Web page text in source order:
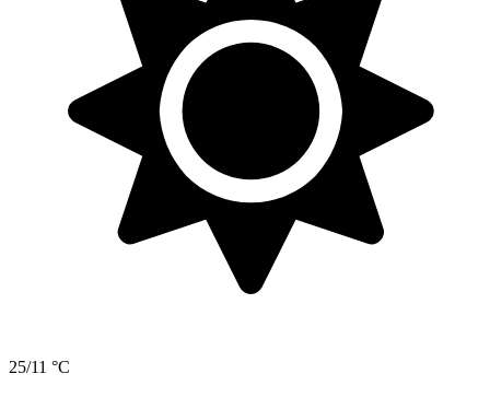
25/11 °C